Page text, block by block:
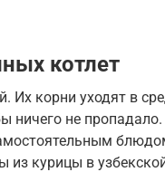
котлет
Их корни уходят в
ничего не
курицы в